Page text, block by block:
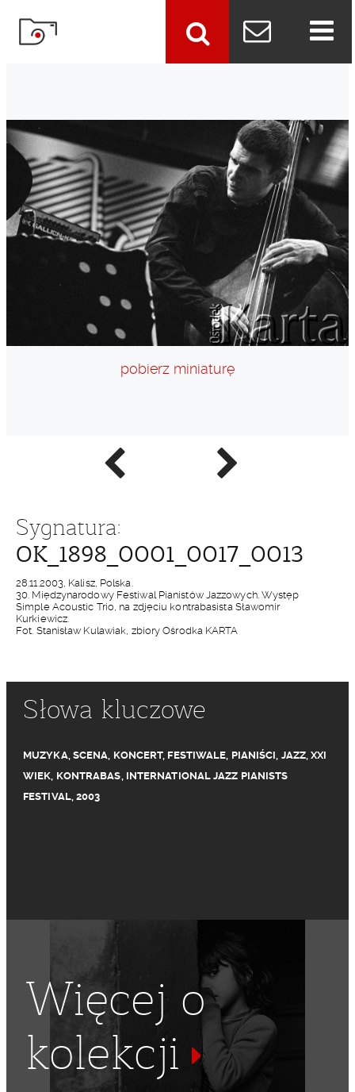
Poprzednie
zdjęcie
Następne
zdjęcie
pobierz miniaturę
Sygnatura:
OK_1898_0001_0017_0013
28.11.2003, Kalisz, Polska.
30. Międzynarodowy Festiwal Pianistów Jazzowych. Występ
Simple Acoustic Trio, na zdjęciu kontrabasista Sławomir
Kurkiewicz.
Fot. Stanisław Kulawiak, zbiory Ośrodka KARTA
Słowa kluczowe
MUZYKA, SCENA, KONCERT, FESTIWALE, PIANIŚCI, JAZZ,XXI
WIEK, KONTRABAS, INTERNATIONAL JAZZ PIANISTS
FESTIVAL,2003
Więcej o
kolekcji